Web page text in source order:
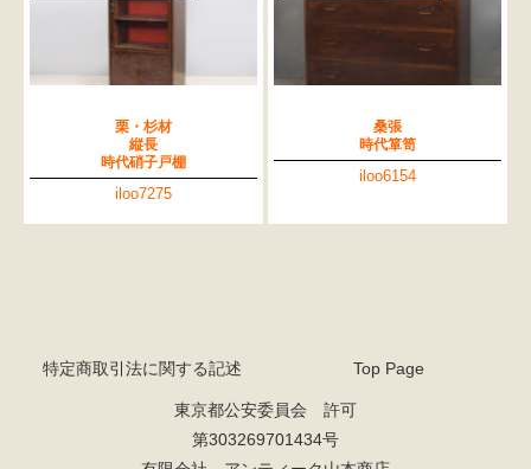
栗・杉材
縦長
時代硝子戸棚
iloo7275
桑張
時代箪笥
iloo6154
特定商取引法に関する記述 Top Page
東京都公安委員会 許可
第303269701434号